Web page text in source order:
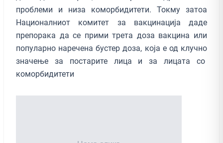
проблеми и низа коморбидитети. Токму затоа
Националниот комитет за вакцинација даде
препорака да се прими трета доза вакцина или
популарно наречена бустер доза, која е од клучно
значење за постарите лица и за лицата со
коморбидитети